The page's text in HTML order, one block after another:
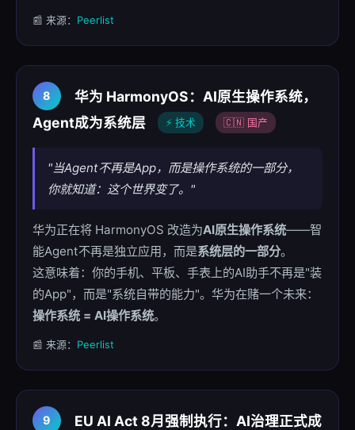
📰 来源： Peerlist
8
华为 HarmonyOS：AI原生操作系统，
Agent成为系统层
⚡ 技术 🇨🇳 国产
"当Agent不再是App，而是操作系统的一部分，
你就知道：这个世界变了。"
华为正在将 HarmonyOS 改造为AI原生操作系统——智
能Agent不再是独立应用，而是系统层的一部分。
这意味着：你的手机、平板、手表上的AI助手不再是"装
的App"，而是"系统自带的能力"。华为在赌一个未来：
操作系统 = AI操作系统。
📰 来源： Peerlist
9
EU AI Act 8月强制执行：AI治理正式成